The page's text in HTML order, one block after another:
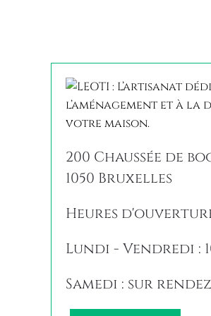
200 Chaussée de
1050 Bruxelles
Heures
Lundi - Vendredi :
Samedi : sur